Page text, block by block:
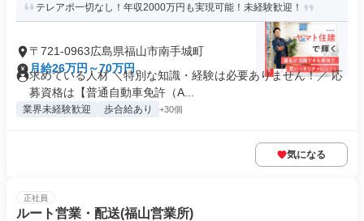
テレアポ一切なし！年収2000万円も実現可能！未経験歓迎！
〒721-0963広島県福山市南手城町
月給26万円～70万円
求めている人材 ＼特別な知識・経験は必要ありません！／ 応
募資格は【普通自動車免許（A...
業界未経験歓迎 歩合給あり +30個
気になる
正社員
ルート営業・配送(福山営業所)